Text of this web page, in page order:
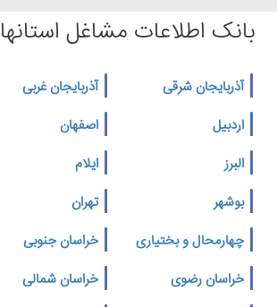
بانک اطلاعات مشاغل استانها
آذربایجان شرقی
آذربایجان غربی
اردبیل
اصفهان
البرز
ایلام
بوشهر
تهران
چهارمحال و بختیاری
خراسان جنوبی
خراسان رضوی
خراسان شمالی